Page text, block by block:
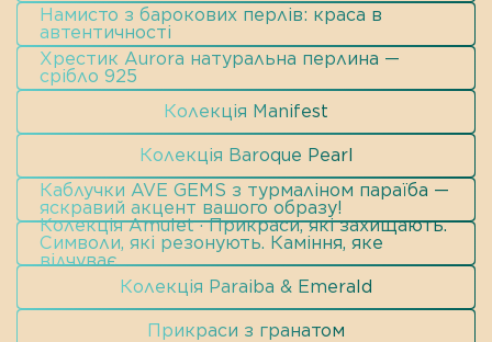
Намисто з барокових перлів: краса в
автентичності
Хрестик Aurora натуральна перлина —
срібло 925
Колекція Manifest
Колекція Baroque Pearl
Каблучки AVE GEMS з турмаліном параїба —
яскравий акцент вашого образу!
Колекція Amulet · Прикраси, які захищають.
Символи, які резонують. Каміння, яке
відчуває.
Колекція Paraiba & Emerald
Прикраси з гранатом